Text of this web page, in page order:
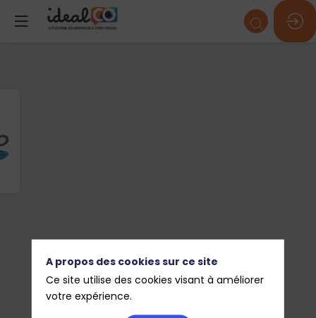
A propos des cookies sur ce site
Ce site utilise des cookies visant à améliorer
votre expérience.